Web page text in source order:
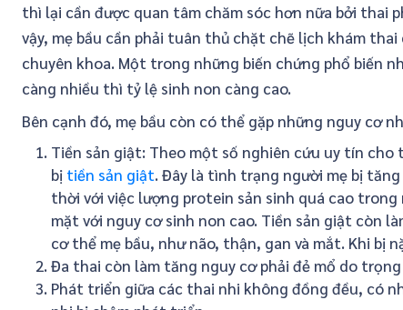
thì lại cần được quan tâm chăm sóc hơn nữa bởi thai
vậy, mẹ bầu cần phải tuân thủ chặt chẽ lịch khám
chuyên khoa. Một trong những biến chứng phổ biến
càng nhiều thì tỷ lệ sinh non càng cao.
Bên cạnh đó, mẹ bầu còn có thể gặp những nguy cơ
Tiền sản giật: Theo một số nghiên cứu uy tín cho
bị tiền sản giật. Đây là tình trạng người mẹ bị
thời với việc lượng protein sản sinh quá cao
mặt với nguy cơ sinh non cao. Tiền sản giật còn
cơ thể mẹ bầu, như não, thận, gan và mắt. Khi bị
Đa thai còn làm tăng nguy cơ phải đẻ mổ do
Phát triển giữa các thai nhi không đồng đều, có